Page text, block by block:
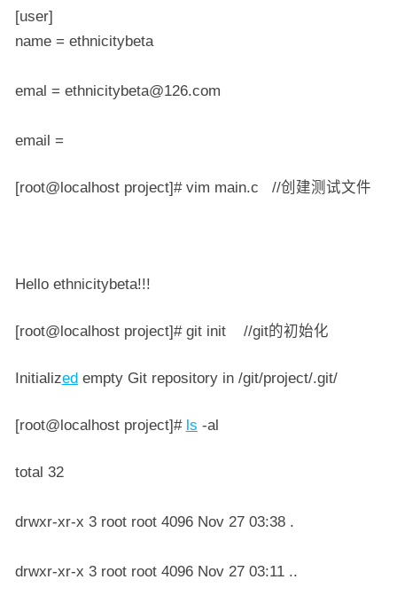
[user]
name = ethnicitybeta
emal = ethnicitybeta@126.com
email =
[root@localhost project]# vim main.c //创建测试文件
Hello ethnicitybeta!!!
[root@localhost project]# git init //git的初始化
Initializedempty Git repository in /git/project/.git/
[root@localhost project]# ls -al
total 32
drwxr-xr-x 3 root root 4096 Nov 27 03:38 .
drwxr-xr-x 3 root root 4096 Nov 27 03:11 ..